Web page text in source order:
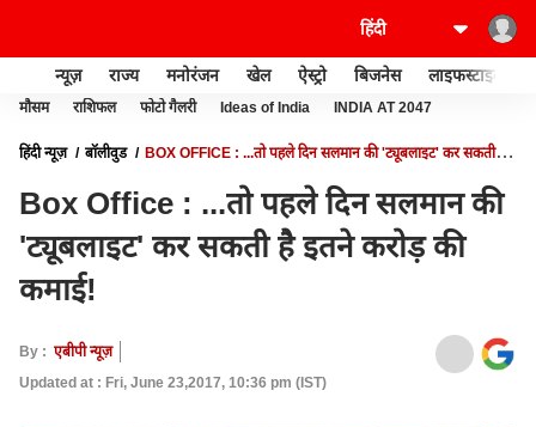
न्यूज़ राज्य मनोरंजन खेल ऐस्ट्रो बिजनेस लाइफस्टाइल
मौसम राशिफल फोटो गैलरी Ideas of India INDIA AT 2047
हिंदी न्यूज़ बॉलीवुड
BOX OFFICE : ...तो पहले दिन सलमान की 'ट्यूबलाइट' कर सकती है
Box Office : ...तो पहले दिन सलमान की
'ट्यूबलाइट' कर सकती है इतने करोड़ की
कमाई!
By : एबीपी न्यूज़
Updated at : Fri, June 23,2017, 10:36 pm (IST)